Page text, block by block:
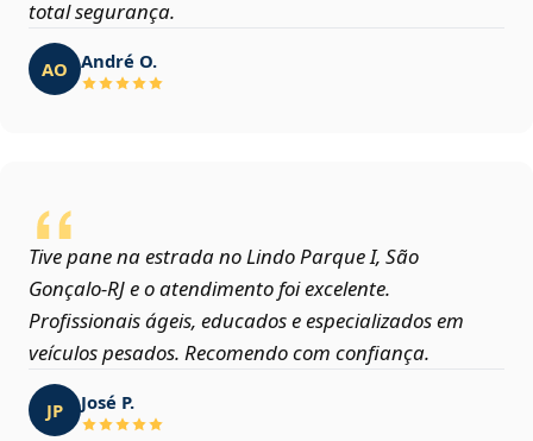
total segurança.
AO André O.
Tive pane na estrada no Lindo Parque I, São
Gonçalo‑RJ e o atendimento foi excelente.
Profissionais ágeis, educados e especializados em
veículos pesados. Recomendo com confiança.
JP José P.